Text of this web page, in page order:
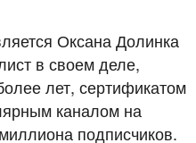
Оксана Долинка
в своем деле,
лет, сертификатом
каналом на
подписчиков.